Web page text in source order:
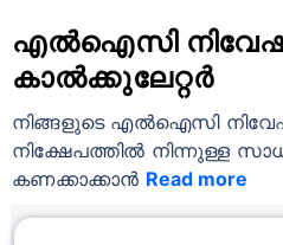
എൽഐസി നിവേഷ്
കാൽക്കുലേറ്റർ
നിങ്ങളുടെ എൽഐസി
നിക്ഷേപത്തിൽ നിന്നുള്ള
കണക്കാക്കാൻ Read more